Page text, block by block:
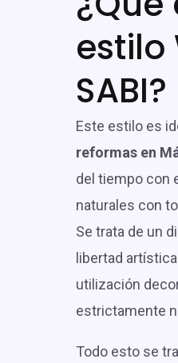
estilo
SABI?
Este estilo es
reformas en
del tiempo con
naturales con
Se trata de un
libertad
utilización
estrictamente
Todo esto se